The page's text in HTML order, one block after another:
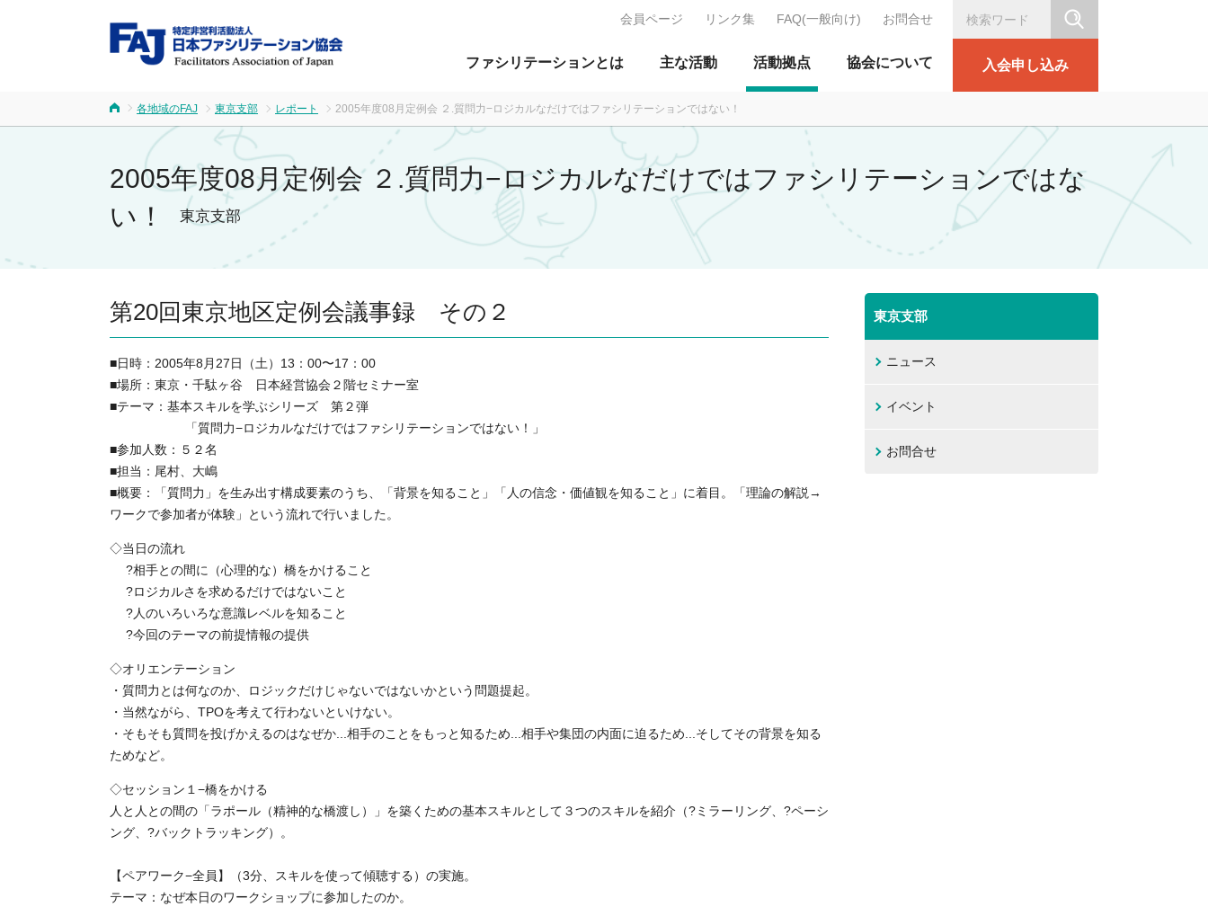
FAJ：特定非営利活動法人 日本ファシリテーション協会
ファシリテーションとは 主な活動 活動拠点 協会について 入会申し込み
会員ページ リンク集 FAQ(一般向け) お問合せ
各地域のFAJ 東京支部 レポート 2005年度08月定例会 ２.質問力−ロジカルなだけではファシリテーションではない！
2005年度08月定例会 ２.質問力−ロジカルなだけではファシリテーションではな
い！
東京支部
第20回東京地区定例会議事録 その２
■日時：2005年8月27日（土）13：00〜17：00
■場所：東京・千駄ヶ谷 日本経営協会２階セミナー室
■テーマ：基本スキルを学ぶシリーズ 第２弾
「質問力−ロジカルなだけではファシリテーションではない！」
■参加人数：５２名
■担当：尾村、大嶋
■概要：「質問力」を生み出す構成要素のうち、「背景を知ること」「人の信念・価値観を知ること」に着目。「理論の解説→
ワークで参加者が体験」という流れで行いました。
◇当日の流れ
?相手との間に（心理的な）橋をかけること
?ロジカルさを求めるだけではないこと
?人のいろいろな意識レベルを知ること
?今回のテーマの前提情報の提供
◇オリエンテーション
・質問力とは何なのか、ロジックだけじゃないではないかという問題提起。
・当然ながら、TPOを考えて行わないといけない。
・そもそも質問を投げかえるのはなぜか...相手のことをもっと知るため...相手や集団の内面に迫るため...そしてその背景を知る
ためなど。
◇セッション１−橋をかける
人と人との間の「ラポール（精神的な橋渡し）」を築くための基本スキルとして３つのスキルを紹介（?ミラーリング、?ペーシ
ング、?バックトラッキング）。
【ペアワーク−全員】（3分、スキルを使って傾聴する）の実施。
テーマ：なぜ本日のワークショップに参加したのか。
東京支部
ニュース
イベント
お問合せ